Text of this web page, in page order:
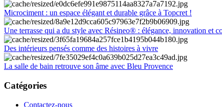
Microciment : un espace élégant et durable grâce à Topcret !
Une terrasse qui a du style avec Résineo® : élégance, innovation et
Des intérieurs pensés comme des histoires à vivre
La salle de bain retrouve son âme avec Bleu Provence
Catégories
Contactez-nous